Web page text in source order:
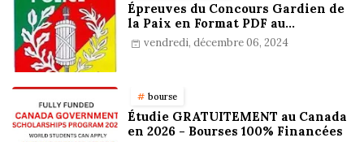
Épreuves du Concours Gardien de
la Paix en Format PDF au
Cameroun : Stratégies,
Préparation et Astuces pour
vendredi, décembre 06, 2024
bourse
Étudie GRATUITEMENT au Canada
en 2026 - Bourses 100% Financées